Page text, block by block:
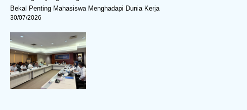
Bekal Penting Mahasiswa Menghadapi Dunia Kerja
30/07/2026